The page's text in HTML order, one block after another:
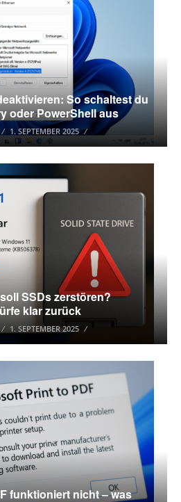
So schaltest du
oder PowerShell aus
1. SEPTEMBER 2025
SSDs zerstören?
klar zurück
1. SEPTEMBER 2025
funktioniert nicht – was